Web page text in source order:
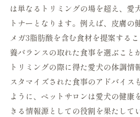
は単なるトリミングの場を超え、愛
トナーとなります。例えば、皮膚の
メガ3脂肪酸を含む食材を提案する
養バランスの取れた食事を選ぶこと
トリミングの際に得た愛犬の体調情
スタマイズされた食事のアドバイス
ように、ペットサロンは愛犬の健康
きる情報源としての役割を果たして